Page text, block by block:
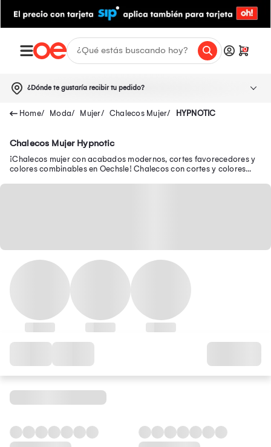
0
¿Dónde te gustaría recibir tu pedido?
Moda Mujer Chalecos Mujer HYPNOTIC
Chalecos Mujer Hypnotic
¡Chalecos mujer con acabados modernos, cortes favorecedores y
colores combinables en Oechsle! Chalecos con cortes y colores